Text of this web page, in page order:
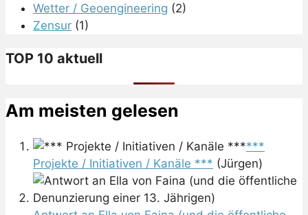
Wetter / Geoengineering (2)
Zensur (1)
TOP 10 aktuell
Am meisten gelesen
***
Projekte / Initiativen / Kanäle *** (Jürgen)